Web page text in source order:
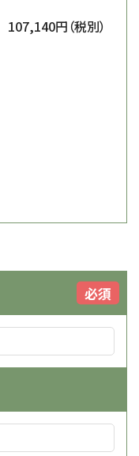
107,140円 （税別）
必須